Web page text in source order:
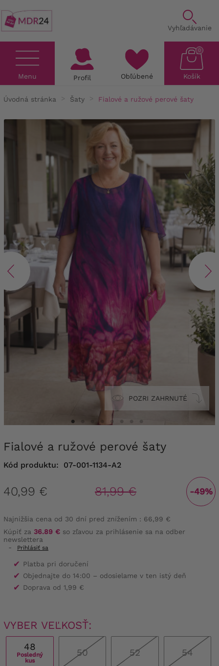
Vyhľadávanie
Menu Profil Obľúbené Košík
0
Úvodná stránka Šaty Fialové a ružové perové šaty
POZRI ZAHRNUTÉ
Fialové a ružové perové šaty
Kód produktu: 07-001-1134-A2
40,99 € 81,99 € -49%
Najnižšia cena od 30 dní pred znížením : 66,99 €
Kúpiť za 36.89 € so zľavou za prihlásenie sa na odber
newslettera
-
Prihlásiť sa
✔ Platba pri doručení
✔ Objednajte do 14:00 – odosielame v ten istý deň
✔ Doprava od 1,99 €
VYBER VEĽKOSŤ:
48
Posledný
kus
50 52 54